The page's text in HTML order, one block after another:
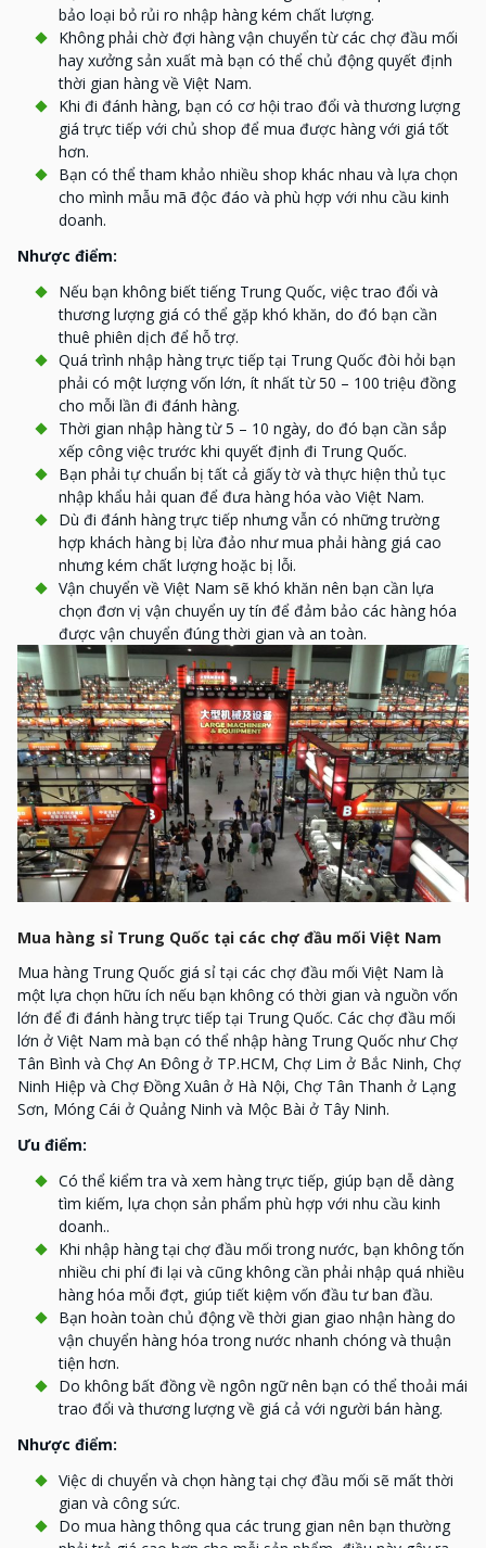
bảo loại bỏ rủi ro nhập hàng kém chất lượng.
Không phải chờ đợi hàng vận chuyển từ các chợ đầu mối
hay xưởng sản xuất mà bạn có thể chủ động quyết định
thời gian hàng về Việt Nam.
Khi đi đánh hàng, bạn có cơ hội trao đổi và thương lượng
giá trực tiếp với chủ shop để mua được hàng với giá tốt
hơn.
Bạn có thể tham khảo nhiều shop khác nhau và lựa chọn
cho mình mẫu mã độc đáo và phù hợp với nhu cầu kinh
doanh.
Nhược điểm:
Nếu bạn không biết tiếng Trung Quốc, việc trao đổi và
thương lượng giá có thể gặp khó khăn, do đó bạn cần
thuê phiên dịch để hỗ trợ.
Quá trình nhập hàng trực tiếp tại Trung Quốc đòi hỏi bạn
phải có một lượng vốn lớn, ít nhất từ 50 – 100 triệu đồng
cho mỗi lần đi đánh hàng.
Thời gian nhập hàng từ 5 – 10 ngày, do đó bạn cần sắp
xếp công việc trước khi quyết định đi Trung Quốc.
Bạn phải tự chuẩn bị tất cả giấy tờ và thực hiện thủ tục
nhập khẩu hải quan để đưa hàng hóa vào Việt Nam.
Dù đi đánh hàng trực tiếp nhưng vẫn có những trường
hợp khách hàng bị lừa đảo như mua phải hàng giá cao
nhưng kém chất lượng hoặc bị lỗi.
Vận chuyển về Việt Nam sẽ khó khăn nên bạn cần lựa
chọn đơn vị vận chuyển uy tín để đảm bảo các hàng hóa
được vận chuyển đúng thời gian và an toàn.
Mua hàng sỉ Trung Quốc tại các chợ đầu mối Việt Nam
Mua hàng Trung Quốc giá sỉ tại các chợ đầu mối Việt Nam là
một lựa chọn hữu ích nếu bạn không có thời gian và nguồn vốn
lớn để đi đánh hàng trực tiếp tại Trung Quốc. Các chợ đầu mối
lớn ở Việt Nam mà bạn có thể nhập hàng Trung Quốc như Chợ
Tân Bình và Chợ An Đông ở TP.HCM, Chợ Lim ở Bắc Ninh, Chợ
Ninh Hiệp và Chợ Đồng Xuân ở Hà Nội, Chợ Tân Thanh ở Lạng
Sơn, Móng Cái ở Quảng Ninh và Mộc Bài ở Tây Ninh.
Ưu điểm:
Có thể kiểm tra và xem hàng trực tiếp, giúp bạn dễ dàng
tìm kiếm, lựa chọn sản phẩm phù hợp với nhu cầu kinh
doanh..
Khi nhập hàng tại chợ đầu mối trong nước, bạn không tốn
nhiều chi phí đi lại và cũng không cần phải nhập quá nhiều
hàng hóa mỗi đợt, giúp tiết kiệm vốn đầu tư ban đầu.
Bạn hoàn toàn chủ động về thời gian giao nhận hàng do
vận chuyển hàng hóa trong nước nhanh chóng và thuận
tiện hơn.
Do không bất đồng về ngôn ngữ nên bạn có thể thoải mái
trao đổi và thương lượng về giá cả với người bán hàng.
Nhược điểm:
Việc di chuyển và chọn hàng tại chợ đầu mối sẽ mất thời
gian và công sức.
Do mua hàng thông qua các trung gian nên bạn thường